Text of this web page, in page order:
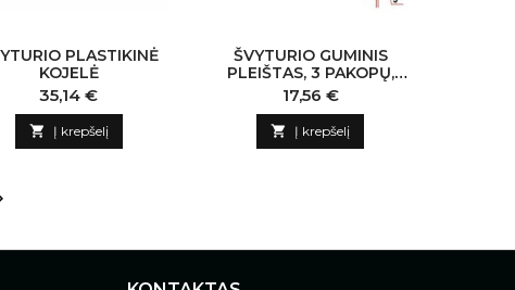
PLASTIKINĖ
KOJELĖ
Kaina
35,14 €
 Į krepšelį
ŠVYTURIO GUMINIS
PLEIŠTAS, 3 PAKOPŲ,
JUODAS
Kaina
17,56 €
 Į krepšelį